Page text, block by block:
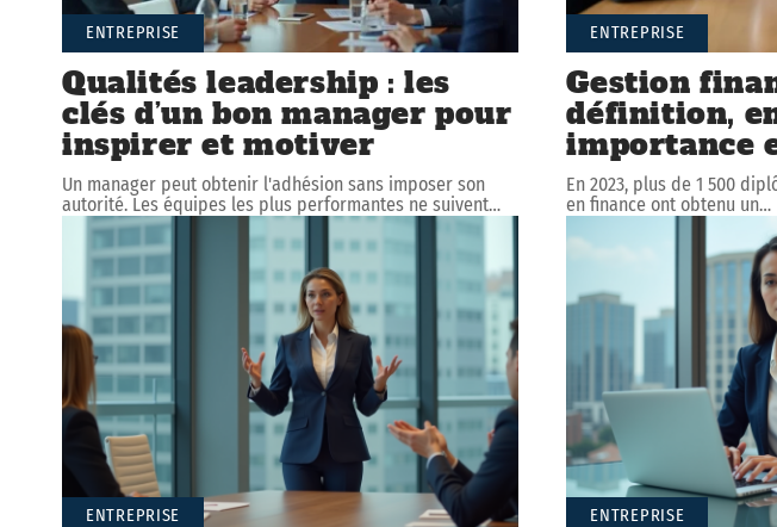
ENTREPRISE
Qualités leadership : les
clés d’un bon manager pour
inspirer et motiver
Un manager peut obtenir l'adhésion sans imposer son
autorité. Les équipes les plus performantes ne suivent…
ENTREPRISE
Gestion
définition,
importance
En 2023, plus de 1 500
en finance ont obtenu un…
ENTREPRISE ENTREPRISE